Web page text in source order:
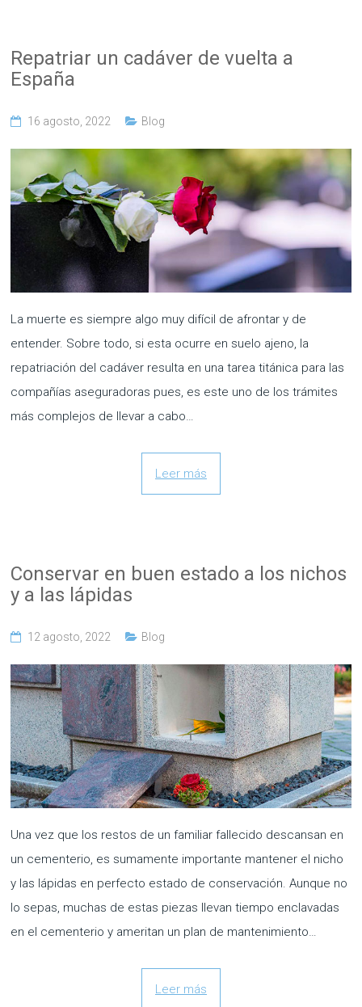
Repatriar un cadáver de vuelta a
España
16 agosto, 2022 Blog
La muerte es siempre algo muy difícil de afrontar y de
entender. Sobre todo, si esta ocurre en suelo ajeno, la
repatriación del cadáver resulta en una tarea titánica para las
compañías aseguradoras pues, es este uno de los trámites
más complejos de llevar a cabo…
Leer más
Conservar en buen estado a los nichos
y a las lápidas
12 agosto, 2022 Blog
Una vez que los restos de un familiar fallecido descansan en
un cementerio, es sumamente importante mantener el nicho
y las lápidas en perfecto estado de conservación. Aunque no
lo sepas, muchas de estas piezas llevan tiempo enclavadas
en el cementerio y ameritan un plan de mantenimiento…
Leer más